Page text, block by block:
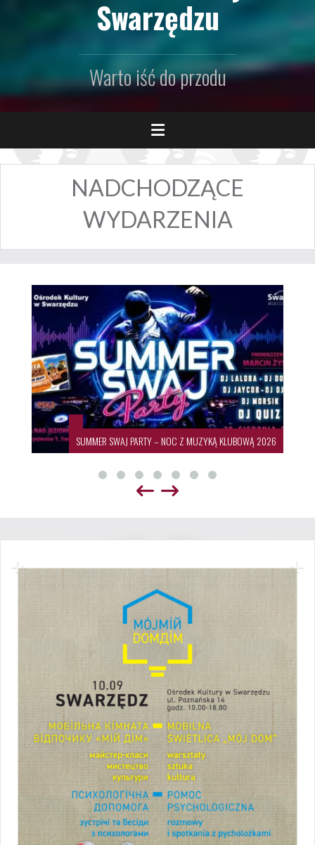
Swarzędzu
Warto iść do przodu
NADCHODZĄCE
WYDARZENIA
SUMMER SWAJ PARTY – NOC Z MUZYKĄ KLUBOWĄ 2026